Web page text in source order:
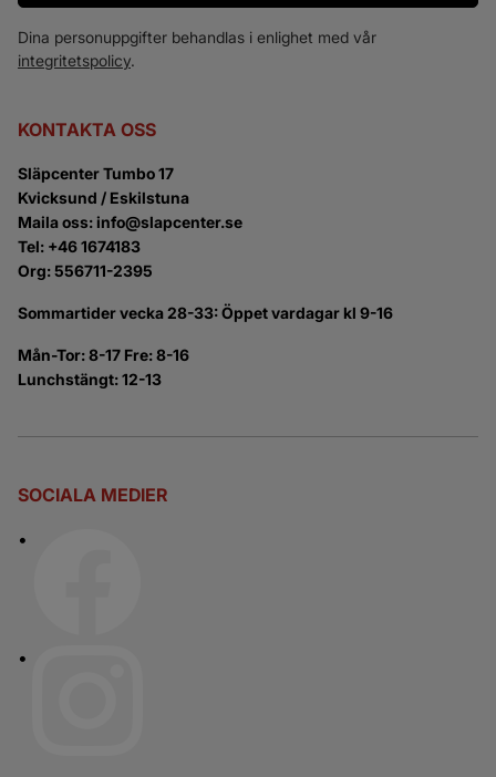
Dina personuppgifter behandlas i enlighet med vår
integritetspolicy.
KONTAKTA OSS
Släpcenter Tumbo 17
Kvicksund / Eskilstuna
Maila oss: info@slapcenter.se
Tel: +46 1674183
Org: 556711-2395
Sommartider vecka 28-33: Öppet vardagar kl 9-16
Mån-Tor: 8-17 Fre: 8-16
Lunchstängt: 12-13
SOCIALA MEDIER